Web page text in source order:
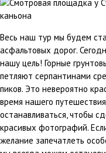
Весь наш тур мы будем
асфальтовых дорог.
нашу цель! Горные
петляют серпантинами
пиков. Это невероятно
время нашего
останавливаться, чтобы
красивых фотографий.
желание запечатлеть